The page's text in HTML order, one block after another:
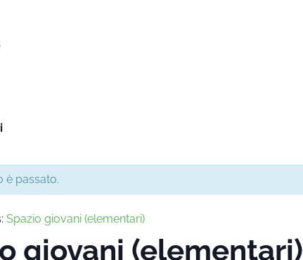
è passato.
Spazio giovani (elementari)
giovani (elementari)